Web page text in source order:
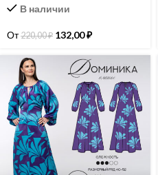
В наличии
От220,00₽ 132,00₽